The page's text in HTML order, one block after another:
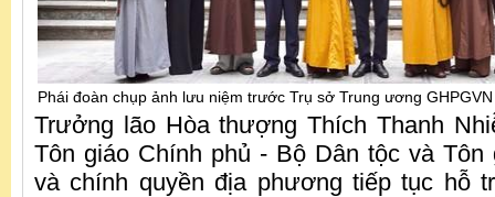
Phái đoàn chụp ảnh lưu niệm trước Trụ sở Trung ương
Trưởng lão Hòa thượng Thích Thanh
Tôn giáo Chính phủ - Bộ Dân tộc và Tôn
và chính quyền địa phương tiếp tục hỗ